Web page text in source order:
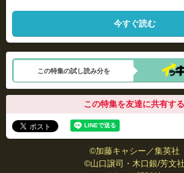
今すぐ読む
この特集の試し読み分を
この特集を友達に共有する
©加藤キャシー／集英社
©山口譲司・木口銀/芳文社